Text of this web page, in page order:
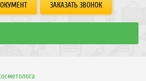
ЗАКАЗАТЬ ЗВОНОК